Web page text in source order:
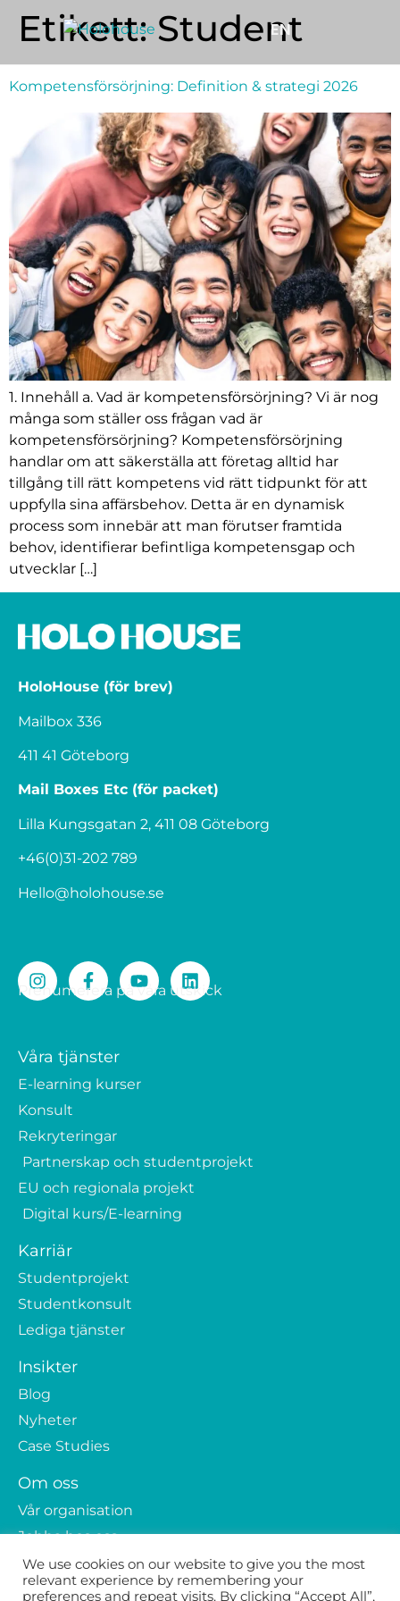
EN
Etikett:Student
Kompetensförsörjning: Definition & strategi 2026
1. Innehåll a. Vad är kompetensförsörjning? Vi är nog
många som ställer oss frågan vad är
kompetensförsörjning? Kompetensförsörjning
handlar om att säkerställa att företag alltid har
tillgång till rätt kompetens vid rätt tidpunkt för att
uppfylla sina affärsbehov. Detta är en dynamisk
process som innebär att man förutser framtida
behov, identifierar befintliga kompetensgap och
utvecklar […]
HoloHouse (för brev)
Mailbox 336
411 41 Göteborg
Mail Boxes Etc (för packet)
Lilla Kungsgatan 2, 411 08 Göteborg
+46(0)31-202 789
Hello@holohouse.se
Prenumerera på våra utskick
Våra tjänster
E-learning kurser
Konsult
Rekryteringar
Partnerskap och studentprojekt
EU och regionala projekt
Digital kurs/E-learning
Karriär
Studentprojekt
Studentkonsult
Lediga tjänster
Insikter
Blog
Nyheter
Case Studies
Om oss
Vår organisation
Jobba hos oss
Kontakta oss
GDPR
We use cookies on our website to give you the most
relevant experience by remembering your
preferences and repeat visits. By clicking “Accept All”,